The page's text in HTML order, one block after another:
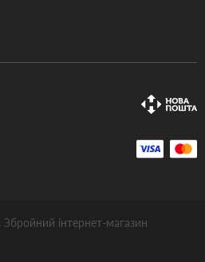
. Збройний інтернет-магазин